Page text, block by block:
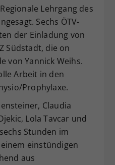
Lehrgang des
Sechs ÖTV-
der Einladung von
Südstadt, die on
von Yannick Weihs.
Arbeit in den
Prophylaxe.
Claudia
Lola Tavcar und
Stunden im
einstündigen
aus
speichert Ihre Consent-
Unter anderem eine
ID, für die
Ihrer
Einstellungen, falls der